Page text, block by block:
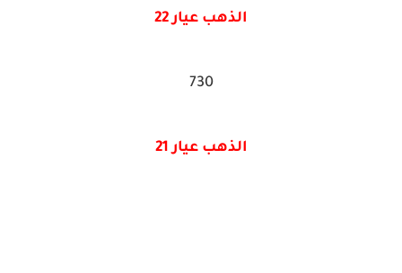
الذهب عيار 22
730
الذهب عيار 21